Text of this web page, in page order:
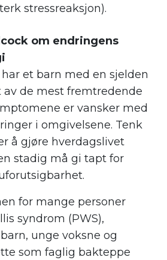
stressreaksjon).
om endringens
et barn med en sjelden
av de mest fremtredende
er vansker med
i omgivelsene. Tenk
å gjøre hverdagslivet
stadig må gi tapt for
for mange personer
syndrom (PWS),
unge voksne og
som faglig bakteppe